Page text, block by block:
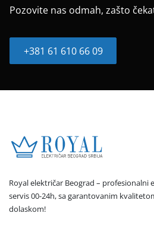
Pozovite nas odmah, zašto
+381 61 610 66 09
Royal električar Beograd – profesionalni
servis 00-24h, sa garantovanim
dolaskom!